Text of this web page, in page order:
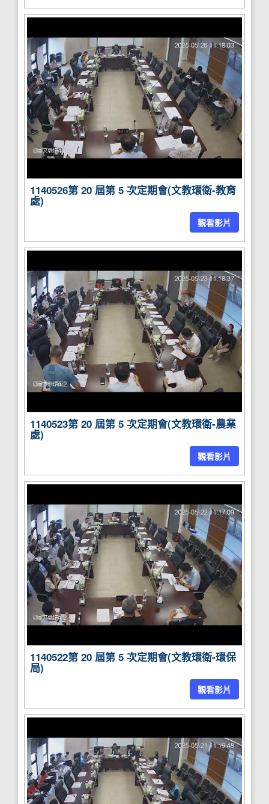
1140526第 20 屆第 5 次定期會(文教環衛-教育
處)
觀看影片
1140523第 20 屆第 5 次定期會(文教環衛-農業
處)
觀看影片
1140522第 20 屆第 5 次定期會(文教環衛-環保
局)
觀看影片